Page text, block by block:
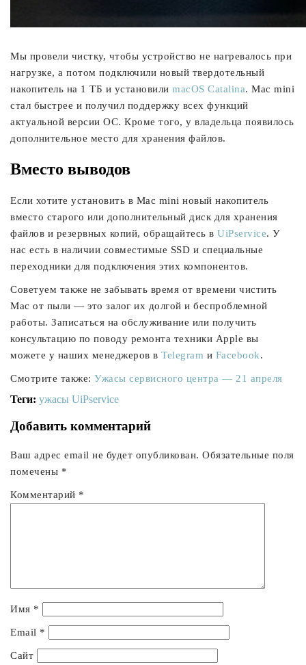
Мы провели чистку, чтобы устройство не нагревалось при
нагрузке, а потом подключили новый твердотельный
накопитель на 1 ТБ и установили macOS Catalina. Mac mini
стал быстрее и получил поддержку всех функций
актуальной версии ОС. Кроме того, у владельца появилось
дополнительное место для хранения файлов.
Вместо выводов
Если хотите установить в Mac mini новый накопитель
вместо старого или дополнительный диск для хранения
файлов и резервных копий, обращайтесь в UiPservice. У
нас есть в наличии совместимые SSD и специальные
переходники для подключения этих компонентов.
Советуем также не забывать время от времени чистить
Mac от пыли — это залог их долгой и беспроблемной
работы. Записаться на обслуживание или получить
консультацию по поводу ремонта техники Apple вы
можете у наших менеджеров в Telegram и Facebook.
Смотрите также: Ужасы сервисного центра — 21 апреля
Теги: ужасы UiPservice
Добавить комментарий
Ваш адрес email не будет опубликован. Обязательные поля
помечены *
Комментарий *
Имя *
Email *
Сайт